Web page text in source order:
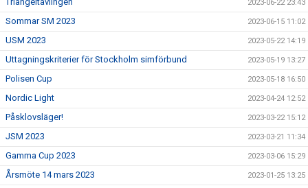
2023-06-22 23:43
Sommar SM 2023 2023-06-15 11:02
USM 2023 2023-05-22 14:19
Uttagningskriterier för Stockholm simförbund 2023-05-19 13:27
Polisen Cup 2023-05-18 16:50
Nordic Light 2023-04-24 12:52
Påsklovsläger! 2023-03-22 15:12
JSM 2023 2023-03-21 11:34
Gamma Cup 2023 2023-03-06 15:29
Årsmöte 14 mars 2023 2023-01-25 13:25